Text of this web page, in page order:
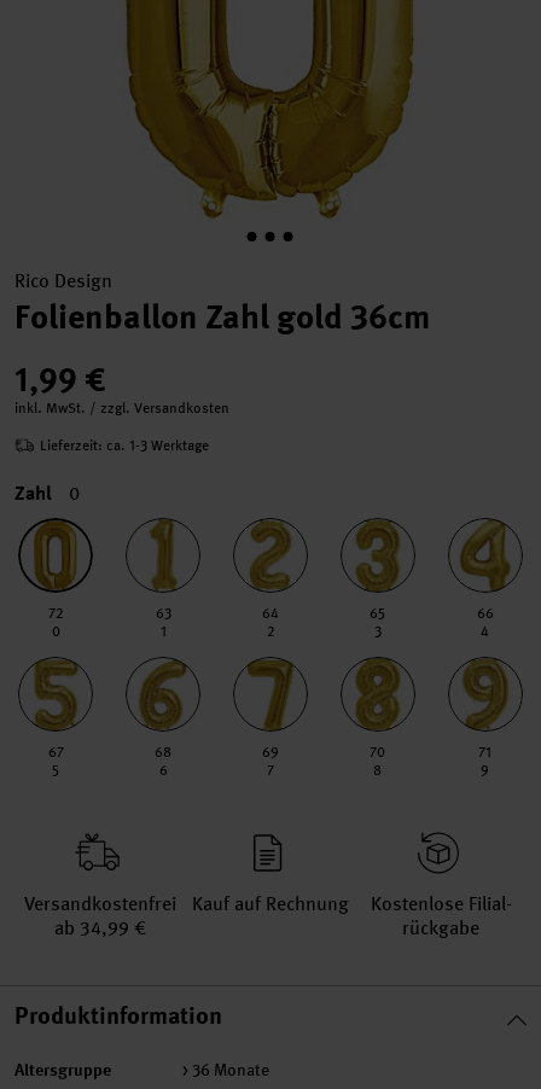
Rico Design
Folienballon Zahl gold 36cm
1,99 €
inkl. MwSt. / zzgl. Versandkosten
Lieferzeit: ca. 1-3 Werktage
Zahl 0
72
0
63
1
64
2
65
3
66
4
67
5
68
6
69
7
70
8
71
9
Versand­kosten­frei
ab 34,99 €
Kauf auf Rechnung
Kosten­lose Filial­
rückgabe
Produktinformation
Altersgruppe > 36 Monate